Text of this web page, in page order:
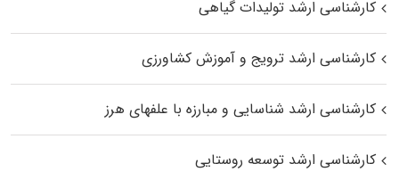
کارشناسی ارشد تولیدات گیاهی
کارشناسی ارشد ترویج و آموزش کشاورزی
کارشناسی ارشد شناسایی و مبارزه با علفهای هرز
کارشناسی ارشد توسعه روستایی